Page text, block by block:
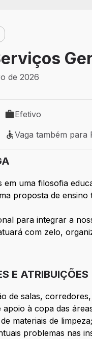
de 2026
- MG
Tipo de vaga: Efetivo
Efetivo
Vaga também para PcD
Vaga também para
em uma filosofia
proposta de
para integrar a
com zelo,
E ATRIBUIÇÕES
de salas,
à copa das
materiais de limpeza;
problemas nas